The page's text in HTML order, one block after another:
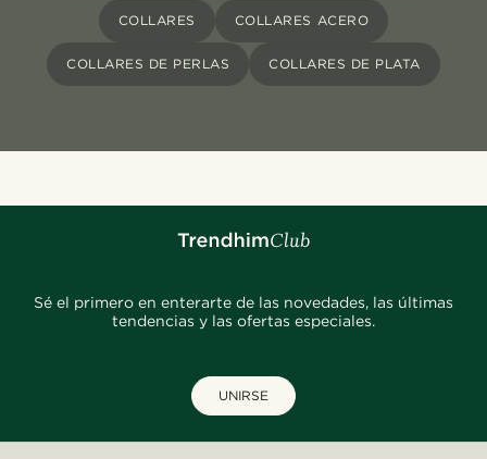
COLLARES COLLARES ACERO
COLLARES DE PERLAS COLLARES DE PLATA
Sé el primero en enterarte de las novedades, las últimas
tendencias y las ofertas especiales.
UNIRSE